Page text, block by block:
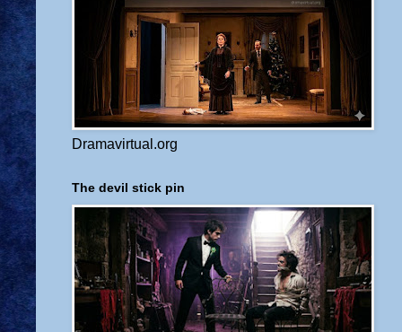
Dramavirtual.org
The devil stick pin